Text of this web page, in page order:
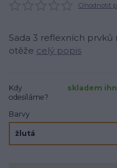
Ohodnotit
Sada 3 reflexních prvků
otěže celý popis
Kdy
odesíláme?
skladem
Barvy